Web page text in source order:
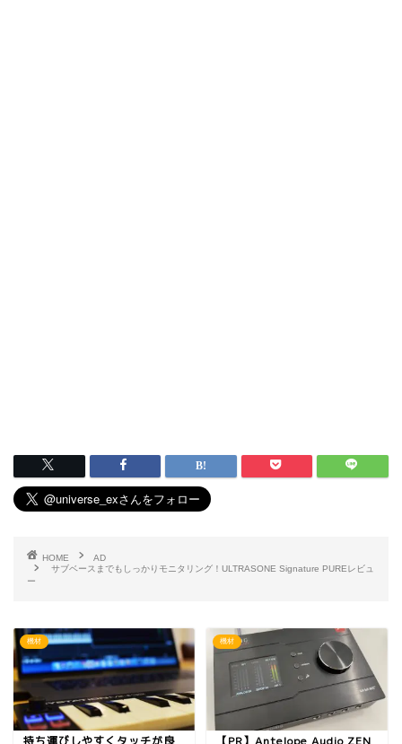
HOME
AD
サブベースまでもしっかりモニタリング！ULTRASONE Signature PUREレビュ
ー
機材
持ち運びしやすくタッチが良
機材
【PR】Antelope Audio ZEN